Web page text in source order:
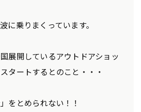
に乗りまくっています。
展開しているアウトドアショッ
タートするとのこと・・・
をとめられない！！